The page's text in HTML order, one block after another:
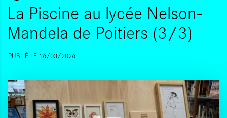
La Piscine au lycée Nelson-
Mandela de Poitiers (3/3)
PUBLIÉ LE 16/03/2026